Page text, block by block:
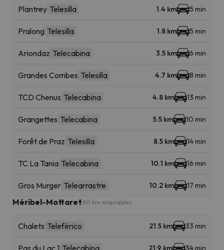
Plantrey Telesilla 1.4 km 5 min
Pralong Telesilla 1.8 km 5 min
Ariondaz Telecabina 3.5 km 6 min
Grandes Combes Telesilla 4.7 km 8 min
TCD Chenus Telecabina 4.8 km 13 min
Grangettes Telecabina 5.5 km 10 min
Forêt de Praz Telesilla 8.5 km 14 min
TC La Tania Telecabina 10.1 km 16 min
Gros Murger Telearrastre 10.2 km 17 min
Méribel-Mottaret 60 km esquiables
Chalets Teleférico 21.5 km 33 min
Pas du Lac 1 Telecabina 21.9 km 34 min